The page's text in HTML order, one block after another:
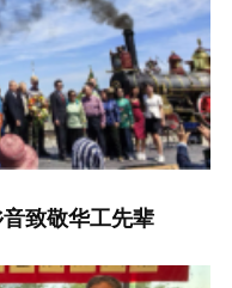
致敬华工先辈